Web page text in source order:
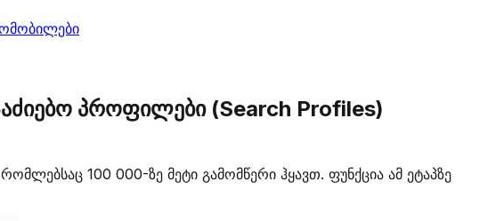
პროფილები (Search Profiles)
100 000-ზე მეტი გამომწერი ჰყავთ. ფუნქცია ამ ეტაპზე